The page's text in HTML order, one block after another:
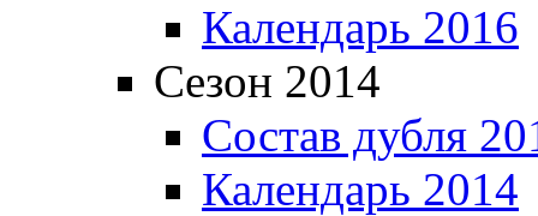
Календарь 2016
Сезон 2014
Состав дубля
Календарь 2014